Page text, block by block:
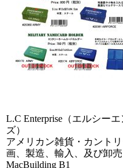
L.C Enterprise（エルシー
ズ）
アメリカン雑貨・カント
画、製造、輸入、及び卸売
MacBuilding B1